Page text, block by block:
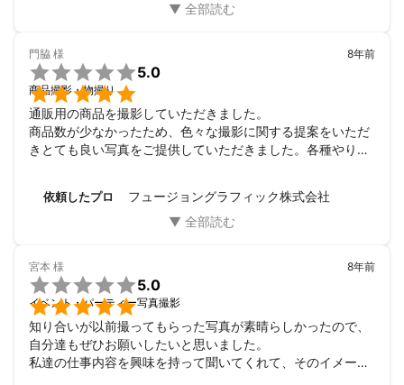
また、撮影の際はお願いしたいと思います。
門脇 様


5.0
商品撮影・物撮り
8年前
通販用の商品を撮影していただきました。
商品数が少なかったため、色々な撮影に関する提案をいただ
きとても良い写真をご提供していただきました。各種やりと
致します。
依頼したプロ フュージョングラフィック株式会社
宮本 様


5.0
イベント・パーティー写真撮影
8年前
知り合いが以前撮ってもらった写真が素晴らしかったので、
自分達もぜひお願いしたいと思いました。
私達の仕事内容を興味を持って聞いてくれて、そのイメージ